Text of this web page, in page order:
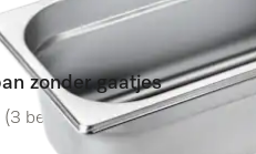
zonder gaatjes
(3 beoordelingen)